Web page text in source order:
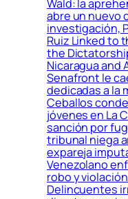
Wald: la
abre un nuevo
investigación,
Ruiz Linked to
the
Nicaragua and
Senafront le
dedicadas a la
Ceballos
jóvenes en La
sanción por
tribunal niega
expareja
Venezolano
robo y
Delincuentes